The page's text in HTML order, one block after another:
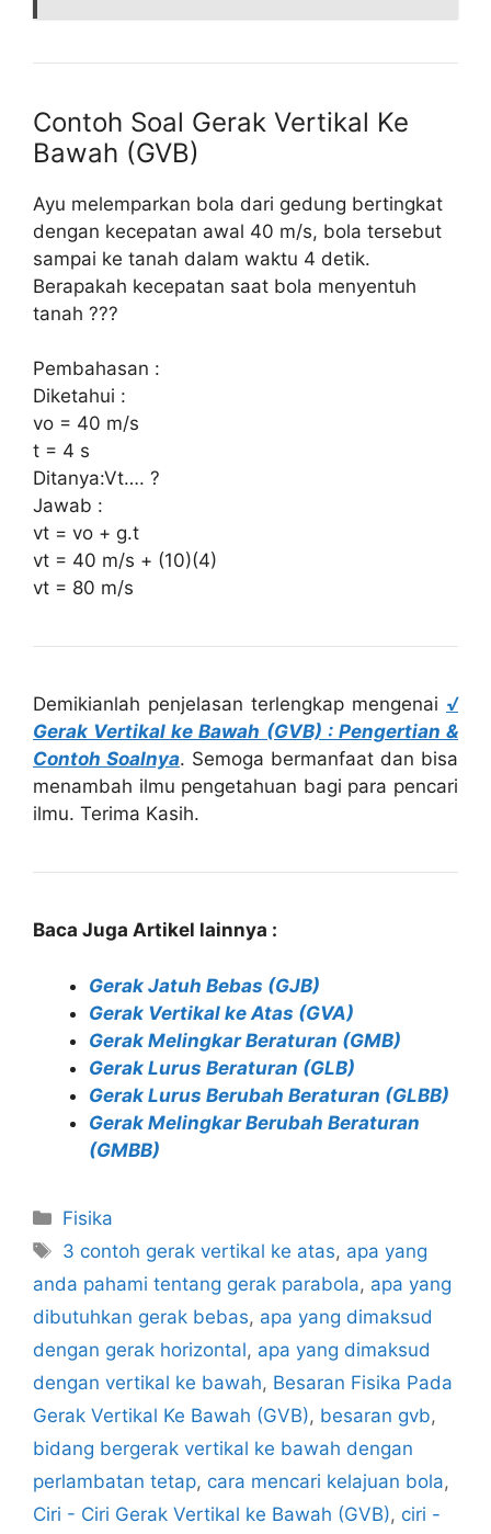
Contoh Soal Gerak Vertikal Ke
Bawah (GVB)
Ayu melemparkan bola dari gedung bertingkat
dengan kecepatan awal 40 m/s, bola tersebut
sampai ke tanah dalam waktu 4 detik.
Berapakah kecepatan saat bola menyentuh
tanah ???
Pembahasan :
Diketahui :
vo = 40 m/s
t = 4 s
Ditanya:Vt…. ?
Jawab :
vt = vo + g.t
vt = 40 m/s + (10)(4)
vt = 80 m/s
Demikianlah penjelasan terlengkap mengenai √
Gerak Vertikal ke Bawah (GVB) : Pengertian &
Contoh Soalnya. Semoga bermanfaat dan bisa
menambah ilmu pengetahuan bagi para pencari
ilmu. Terima Kasih.
Baca Juga Artikel lainnya :
Gerak Jatuh Bebas (GJB)
Gerak Vertikal ke Atas (GVA)
Gerak Melingkar Beraturan (GMB)
Gerak Lurus Beraturan (GLB)
Gerak Lurus Berubah Beraturan (GLBB)
Gerak Melingkar Berubah Beraturan
(GMBB)
Categories
Fisika
Tags
3 contoh gerak vertikal ke atas, apa yang
anda pahami tentang gerak parabola, apa yang
dibutuhkan gerak bebas, apa yang dimaksud
dengan gerak horizontal, apa yang dimaksud
dengan vertikal ke bawah, Besaran Fisika Pada
Gerak Vertikal Ke Bawah (GVB), besaran gvb,
bidang bergerak vertikal ke bawah dengan
perlambatan tetap, cara mencari kelajuan bola,
Ciri - Ciri Gerak Vertikal ke Bawah (GVB), ciri -